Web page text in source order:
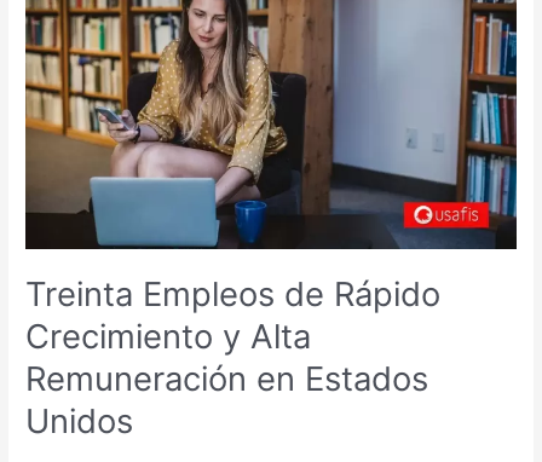
Treinta Empleos de Rápido
Crecimiento y Alta
Remuneración en Estados
Unidos
Empleos
de
Rápido
Crecimiento
y
Remuneración
Unidos